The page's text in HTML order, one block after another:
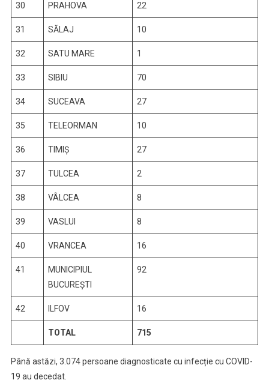
30 PRAHOVA 22
31 SĂLAJ 10
32 SATU MARE 1
33 SIBIU 70
34 SUCEAVA 27
35 TELEORMAN 10
36 TIMIŞ 27
37 TULCEA 2
38 VÂLCEA 8
39 VASLUI 8
40 VRANCEA 16
41
MUNICIPIUL
BUCUREŞTI
92
42 ILFOV 16
TOTAL 715
Până astăzi, 3.074 persoane diagnosticate cu infecție cu COVID-
19 au decedat.